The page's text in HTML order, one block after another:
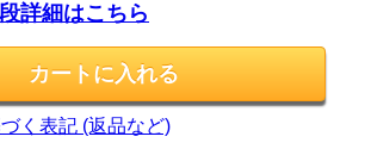
詳細はこちら
く表記 (返品など)